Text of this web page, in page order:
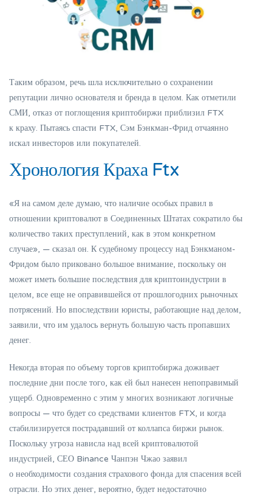
Таким образом, речь шла исключительно о сохранении
репутации лично основателя и бренда в целом. Как отметили
СМИ, отказ от поглощения криптобиржи приблизил FTX
к краху. Пытаясь спасти FTX, Сэм Бэнкман-Фрид отчаянно
искал инвесторов или покупателей.
Хронология Краха Ftx
«Я на самом деле думаю, что наличие особых правил в
отношении криптовалют в Соединенных Штатах сократило бы
количество таких преступлений, как в этом конкретном
случае», — сказал он. К судебному процессу над Бэнкманом-
Фридом было приковано большое внимание, поскольку он
может иметь большие последствия для криптоиндустрии в
целом, все еще не оправившейся от прошлогодних рыночных
потрясений. Но впоследствии юристы, работающие над делом,
заявили, что им удалось вернуть большую часть пропавших
денег.
Некогда вторая по объему торгов криптобиржа доживает
последние дни после того, как ей был нанесен непоправимый
ущерб. Одновременно с этим у многих возникают логичные
вопросы — что будет со средствами клиентов FTX, и когда
стабилизируется пострадавший от коллапса биржи рынок.
Поскольку угроза нависла над всей криптовалютой
индустрией, СЕО Binance Чанпэн Чжао заявил
о необходимости создания страхового фонда для спасения всей
отрасли. Но этих денег, вероятно, будет недостаточно